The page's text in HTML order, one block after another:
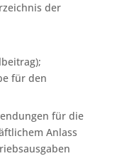
der
für den
für die
Anlass